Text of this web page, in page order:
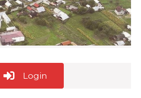
Login